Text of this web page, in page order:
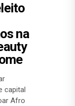
na
capital
Afro